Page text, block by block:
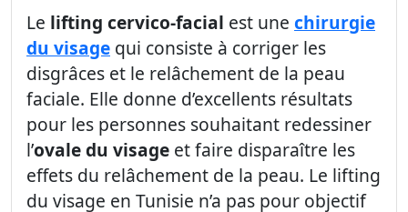
Le lifting cervico-facial est une chirurgie
du visage qui consiste à corriger les
disgrâces et le relâchement de la peau
faciale. Elle donne d’excellents résultats
pour les personnes souhaitant redessiner
l’ovale du visage et faire disparaître les
effets du relâchement de la peau. Le lifting
du visage en Tunisie n’a pas pour objectif